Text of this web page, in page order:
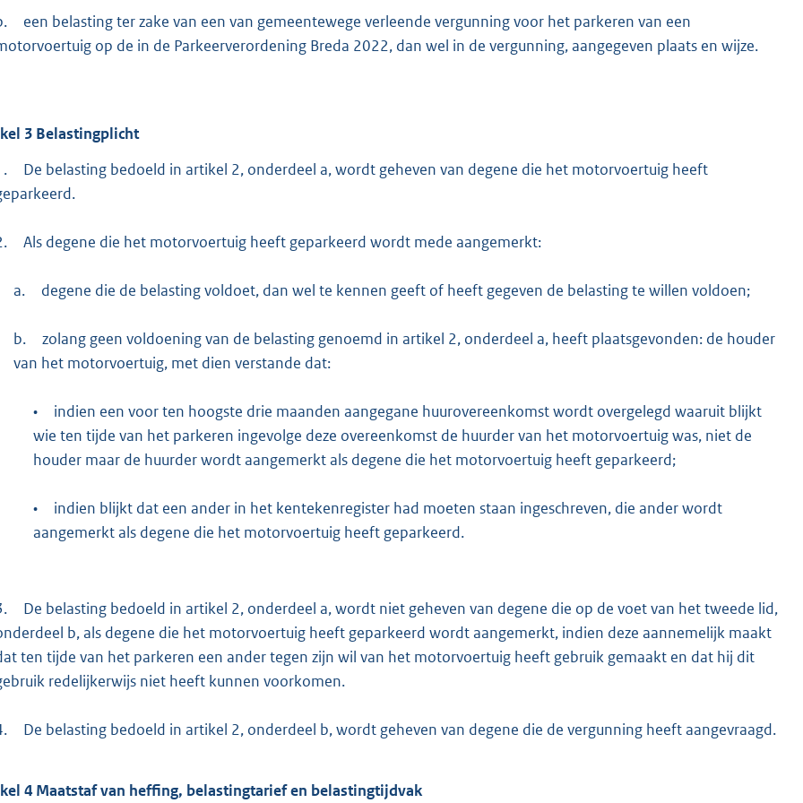
een belasting ter zake van een van gemeentewege verleende vergunning voor het parkeren van een
op de in de Parkeerverordening Breda 2022, dan wel in de vergunning, aangegeven plaats en wijze.
3 Belastingplicht
De belasting bedoeld in artikel 2, onderdeel a, wordt geheven van degene die het motorvoertuig heeft
Als degene die het motorvoertuig heeft geparkeerd wordt mede aangemerkt:
a. degene die de belasting voldoet, dan wel te kennen geeft of heeft gegeven de belasting te willen voldoen;
b.
zolang geen voldoening van de belasting genoemd in artikel 2, onderdeel a, heeft plaatsgevonden: de houder
van het motorvoertuig, met dien verstande dat:
•
indien een voor ten hoogste drie maanden aangegane huurovereenkomst wordt overgelegd waaruit blijkt
wie ten tijde van het parkeren ingevolge deze overeenkomst de huurder van het motorvoertuig was, niet de
houder maar de huurder wordt aangemerkt als degene die het motorvoertuig heeft geparkeerd;
•
indien blijkt dat een ander in het kentekenregister had moeten staan ingeschreven, die ander wordt
aangemerkt als degene die het motorvoertuig heeft geparkeerd.
De belasting bedoeld in artikel 2, onderdeel a, wordt niet geheven van degene die op de voet van het tweede lid,
b, als degene die het motorvoertuig heeft geparkeerd wordt aangemerkt, indien deze aannemelijk maakt
ten tijde van het parkeren een ander tegen zijn wil van het motorvoertuig heeft gebruik gemaakt en dat hij dit
redelijkerwijs niet heeft kunnen voorkomen.
De belasting bedoeld in artikel 2, onderdeel b, wordt geheven van degene die de vergunning heeft aangevraagd.
4 Maatstaf van heffing, belastingtarief en belastingtijdvak